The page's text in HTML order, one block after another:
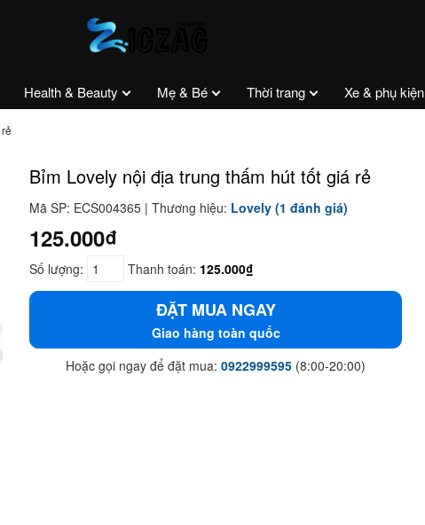
Health & Beauty Mẹ & Bé Thời trang Xe & phụ kiện
Bỉm Lovely nội địa trung thấm hút tốt giá rẻ
Mã SP: ECS004365 | Thương hiệu: Lovely (1 đánh giá)
125.000₫
Số lượng: Thanh toán: 125.000₫
ĐẶT MUA NGAY
Giao hàng toàn quốc
Hoặc gọi ngay để đặt mua: 0922999595 (8:00-20:00)